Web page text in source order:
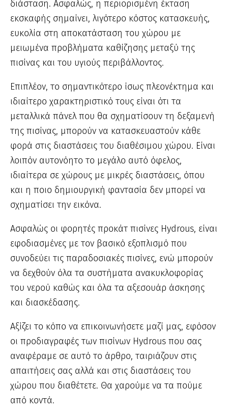
διάσταση. Ασφαλώς, η περιορισμένη έκταση
εκσκαφής σημαίνει, λιγότερο κόστος κατασκευής,
ευκολία στη αποκατάσταση του χώρου με
μειωμένα προβλήματα καθίζησης μεταξύ της
πισίνας και του υγιούς περιβάλλοντος.
Επιπλέον, το σημαντικότερο ίσως πλεονέκτημα και
ιδιαίτερο χαρακτηριστικό τους είναι ότι τα
μεταλλικά πάνελ που θα σχηματίσουν τη δεξαμενή
της πισίνας, μπορούν να κατασκευαστούν κάθε
φορά στις διαστάσεις του διαθέσιμου χώρου. Είναι
λοιπόν αυτονόητο το μεγάλο αυτό όφελος,
ιδιαίτερα σε χώρους με μικρές διαστάσεις, όπου
και η ποιο δημιουργική φαντασία δεν μπορεί να
σχηματίσει την εικόνα.
Ασφαλώς οι φορητές προκάτ πισίνες Hydrous, είναι
εφοδιασμένες με τον βασικό εξοπλισμό που
συνοδεύει τις παραδοσιακές πισίνες, ενώ μπορούν
να δεχθούν όλα τα συστήματα ανακυκλοφορίας
του νερού καθώς και όλα τα αξεσουάρ άσκησης
και διασκέδασης.
Αξίζει το κόπο να επικοινωνήσετε μαζί μας, εφόσον
οι προδιαγραφές των πισίνων Hydrous που σας
αναφέραμε σε αυτό το άρθρο, ταιριάζουν στις
απαιτήσεις σας αλλά και στις διαστάσεις του
χώρου που διαθέτετε. Θα χαρούμε να τα πούμε
από κοντά.